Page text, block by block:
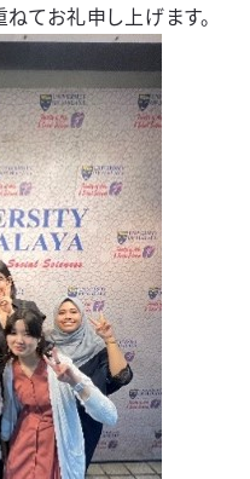
てお礼申し上げます。